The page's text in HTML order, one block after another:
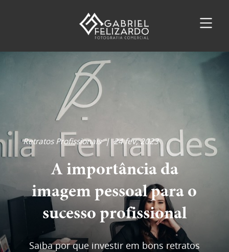
Retratos Profissionais|24 fev, 2023
A importância da
imagem pessoal para o
sucesso profissional
Saiba por que investir em bons retratos